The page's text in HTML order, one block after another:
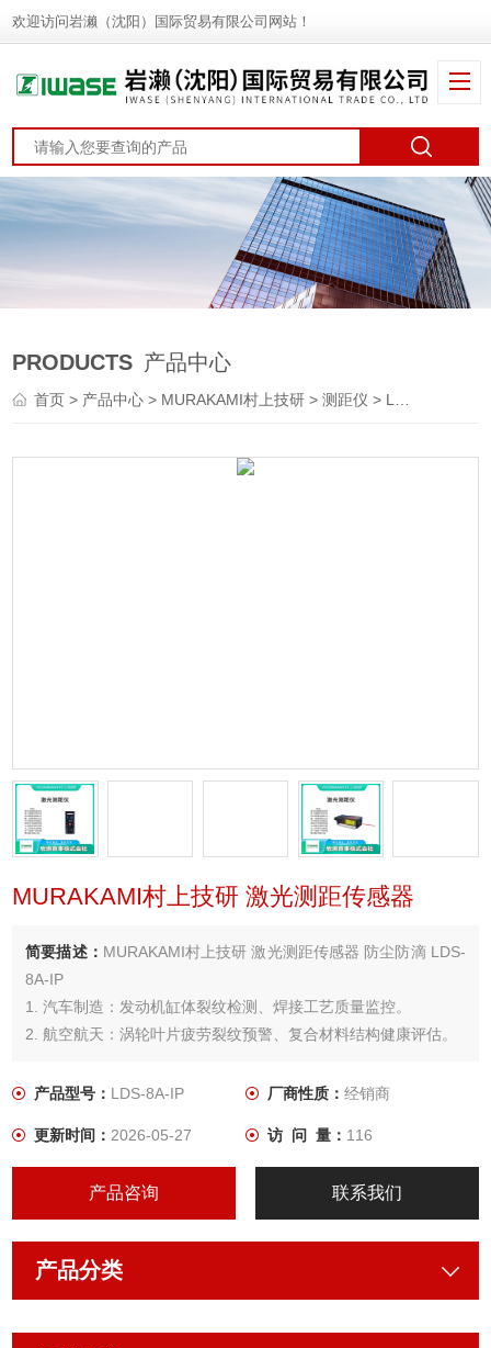
欢迎访问岩濑（沈阳）国际贸易有限公司网站！
PRODUCTS 产品中心
首页> 产品中心 > MURAKAMI村上技研 >测距仪 > LDS-8A-IPMURAKAMI村上技研 激光测距传感器
MURAKAMI村上技研 激光测距传感器
简要描述： MURAKAMI村上技研 激光测距传感器 防尘防滴 LDS-
8A-IP
1. 汽车制造：发动机缸体裂纹检测、焊接工艺质量监控。
2. 航空航天：涡轮叶片疲劳裂纹预警、复合材料结构健康评估。
4. 精密加工：模具微裂纹排查、轴承/齿轮早期失效预防。
产品型号： LDS-8A-IP 厂商性质： 经销商
更新时间：2026-05-27 访 问 量： 116
产品咨询 联系我们
产品分类